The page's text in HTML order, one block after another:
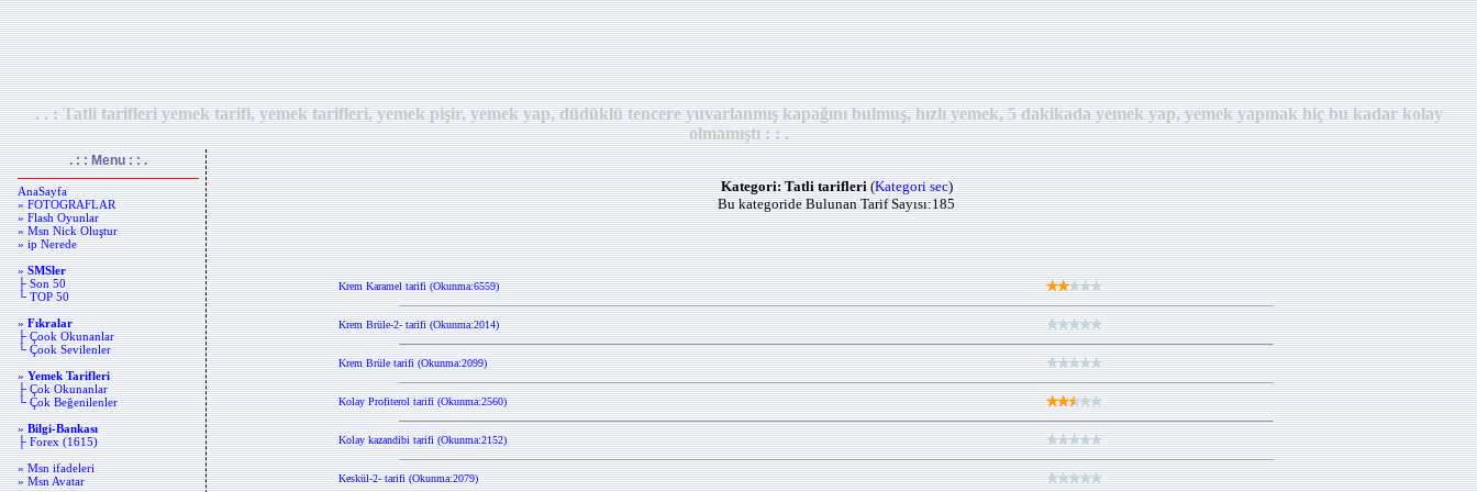
. . : Tatli tarifleri yemek tarifi, yemek tarifleri, yemek pişir, yemek yap, düdüklü tencere yuvarlanmış kapağını bulmuş, hızlı yemek, 5 dakikada yemek yap, yemek yapmak hiç bu kadar kolay
olmamıştı : : .
. : : Menu : : .
AnaSayfa
» FOTOGRAFLAR
» Flash Oyunlar
» Msn Nick Oluştur
» ip Nerede
»SMSler
├ Son 50
└ TOP 50
»Fıkralar
├ Çook Okunanlar
└ Çook Sevilenler
»Yemek Tarifleri
├ Çok Okunanlar
└ Çok Beğenilenler
»Bilgi-Bankası
├ Forex (1615)
» Msn ifadeleri
» Msn Avatar
Kategori: Tatli tarifleri(Kategori sec)
Bu kategoride Bulunan Tarif Sayısı:185
Krem Karamel tarifi (Okunma:6559)
Krem Brüle-2- tarifi (Okunma:2014)
Krem Brüle tarifi (Okunma:2099)
Kolay Profiterol tarifi (Okunma:2560)
Kolay kazandibi tarifi (Okunma:2152)
Keskül-2- tarifi (Okunma:2079)